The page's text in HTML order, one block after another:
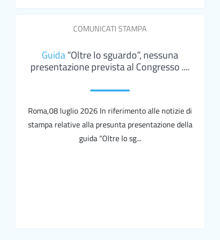
COMUNICATI STAMPA
Guida“Oltre lo sguardo”, nessuna
presentazione prevista al Congresso ....
Roma,08 luglio 2026 In riferimento alle notizie di
stampa relative alla presunta presentazione della
guida “Oltre lo sg...